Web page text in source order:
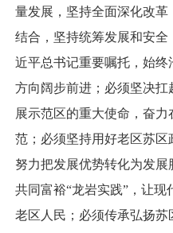
量发展，坚持全面深化改
结合，坚持统筹发展和安
近平总书记重要嘱托，始
方向阔步前进；必须坚决
展示范区的重大使命，奋
范；必须坚持用好老区苏区
努力把发展优势转化为发
共同富裕“龙岩实践”，让现
老区人民；必须传承弘扬